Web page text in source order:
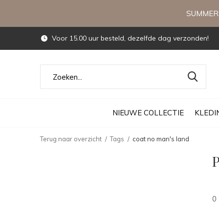
NIEUWE COLLECTIE
Voor 15.00 uur besteld, dezelfde dag verzonden!
Terug naar overzicht Tags coat no man's land
0